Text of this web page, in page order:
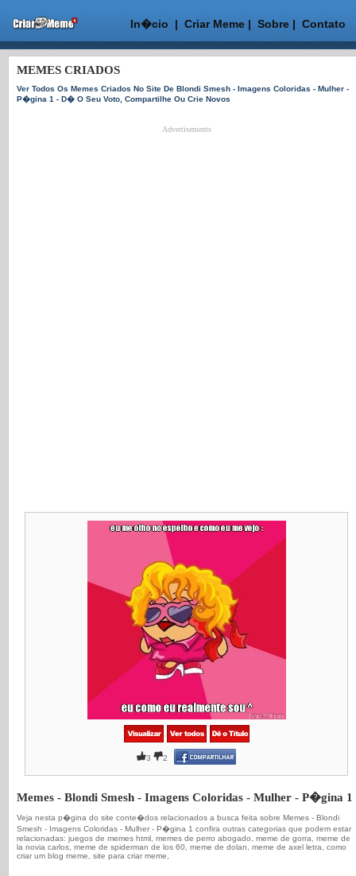
In�cio | Criar Meme| Sobre| Contato
MEMES CRIADOS
Ver Todos Os Memes Criados No Site De Blondi Smesh - Imagens Coloridas - Mulher -
P�gina 1 - D� O Seu Voto, Compartilhe Ou Crie Novos
Advertisements
3 2
Memes - Blondi Smesh - Imagens Coloridas - Mulher - P�gina 1
Veja nesta p�gina do site conte�dos relacionados a busca feita sobre Memes - Blondi
Smesh - Imagens Coloridas - Mulher - P�gina 1 confira outras categorias que podem estar
relacionadas: juegos de memes html, memes de perro abogado, meme de gorra, meme de
la novia carlos, meme de spiderman de los 60, meme de dolan, meme de axel letra, como
criar um blog meme, site para criar meme,